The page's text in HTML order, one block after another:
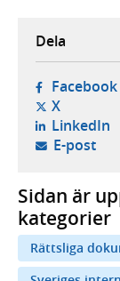
Dela
Facebook
X-
LinkedIn-
E-post-
Sidan är
kategorier
Rättsliga